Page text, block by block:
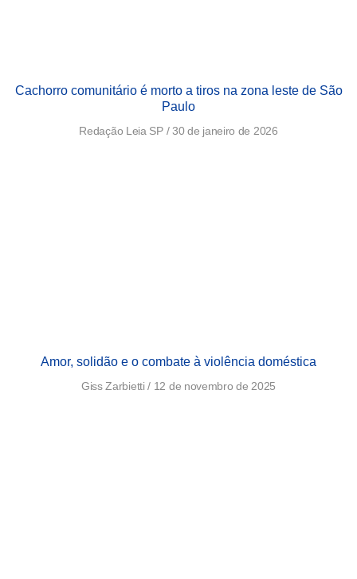
Cachorro comunitário é morto a tiros na zona leste de São
Paulo
Redação Leia SP 30 de janeiro de 2026
Amor, solidão e o combate à violência doméstica
Giss Zarbietti 12 de novembro de 2025